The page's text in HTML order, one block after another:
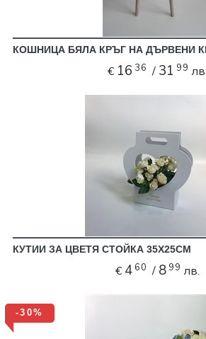
КОШНИЦА БЯЛА КРЪГ НА ДЪРВЕНИ
€ 16 36 / 31 99 лв.
КУТИИ ЗА ЦВЕТЯ СТОЙКА 35Х25СМ
€ 4 60 / 8 99 лв.
-30%